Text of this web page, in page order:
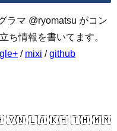
ラマ @ryomatsu がコン
ち情報を書いてます。
/ mixi /github
🇻🇳 🇱🇦 🇰🇭 🇹🇭 🇲🇲